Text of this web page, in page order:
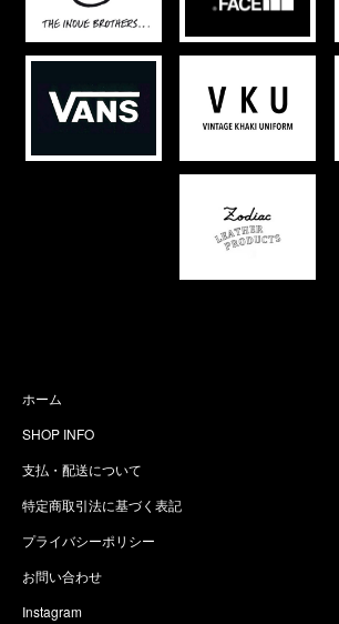
ホーム
SHOP INFO
支払・配送について
特定商取引法に基づく表記
プライバシーポリシー
お問い合わせ
Instagram